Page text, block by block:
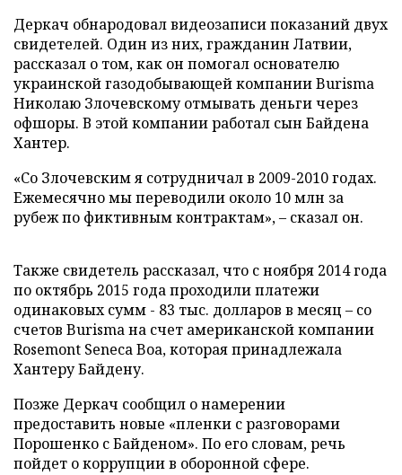
Деркач обнародовал видеозаписи показаний двух
свидетелей. Один из них, гражданин Латвии,
рассказал о том, как он помогал основателю
украинской газодобывающей компании Burisma
Николаю Злочевскому отмывать деньги через
офшоры. В этой компании работал сын Байдена
Хантер.
«Со Злочевским я сотрудничал в 2009-2010 годах.
Ежемесячно мы переводили около 10 млн за
рубеж по фиктивным контрактам», – сказал он.
Также свидетель рассказал, что с ноября 2014 года
по октябрь 2015 года проходили платежи
одинаковых сумм - 83 тыс. долларов в месяц – со
счетов Burisma на счет американской компании
Rosemont Seneca Boa, которая принадлежала
Хантеру Байдену.
Позже Деркач сообщил о намерении
предоставить новые «пленки с разговорами
Порошенко с Байденом». По его словам, речь
пойдет о коррупции в оборонной сфере.